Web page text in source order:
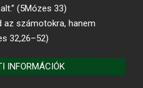
(5Mózes 33)
az számotokra, hanem
32,26–52)
INFORMÁCIÓK